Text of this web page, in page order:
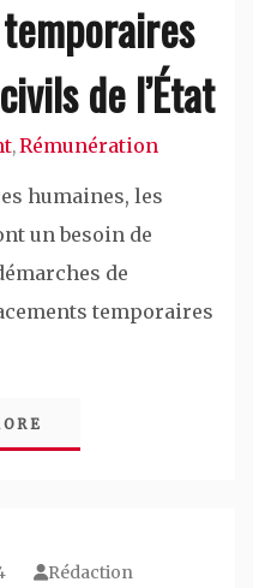
de l’État
,Rémunération
humaines, les
un besoin de
de
temporaires
Rédaction